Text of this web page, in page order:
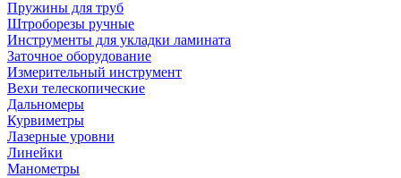
Пружины для труб
Штроборезы ручные
Инструменты для укладки ламината
Заточное оборудование
Измерительный инструмент
Вехи телескопические
Дальномеры
Курвиметры
Лазерные уровни
Линейки
Манометры